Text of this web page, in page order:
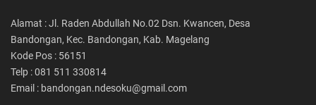
Alamat : Jl. Raden Abdullah No.02 Dsn. Kwancen, Desa
Bandongan, Kec. Bandongan, Kab. Magelang
Kode Pos : 56151
Telp : 081 511 330814
Email : bandongan.ndesoku@gmail.com